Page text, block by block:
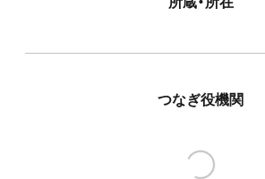
つなぎ役機関